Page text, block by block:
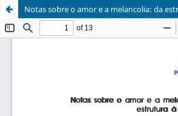
Notas sobre o amor e a melancolia: da